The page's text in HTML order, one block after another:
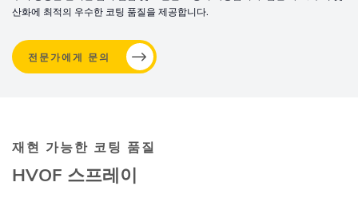
산화에 최적의 우수한 코팅 품질을 제공합니다.
전문가에게 문의
재현 가능한 코팅 품질
HVOF 스프레이